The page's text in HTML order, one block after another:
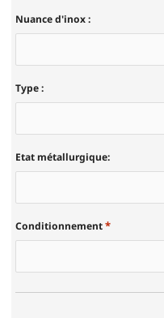
Nuance d'inox :
Type :
Etat métallurgique:
Conditionnement*